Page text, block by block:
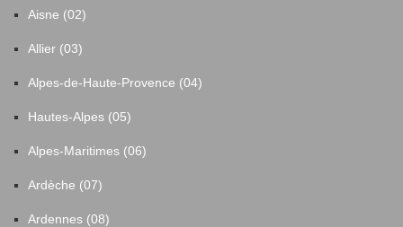
Aisne (02)
Allier (03)
Alpes-de-Haute-Provence (04)
Hautes-Alpes (05)
Alpes-Maritimes (06)
Ardèche (07)
Ardennes (08)